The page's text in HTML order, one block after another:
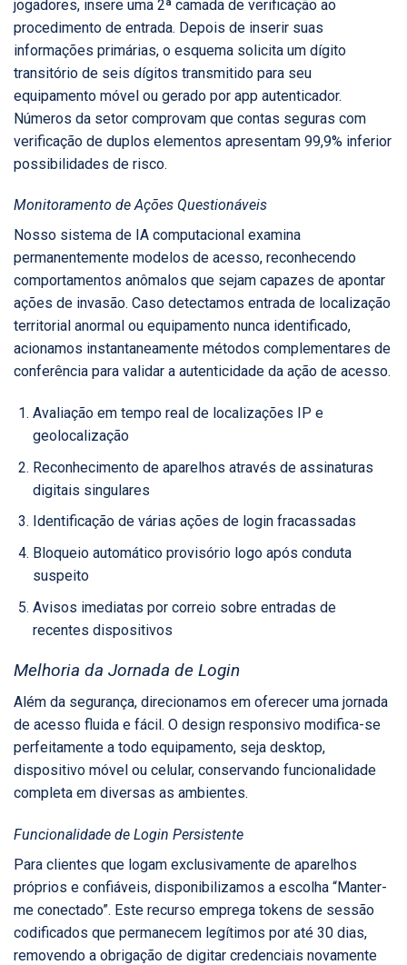
jogadores, insere uma 2ª camada de verificação ao
procedimento de entrada. Depois de inserir suas
informações primárias, o esquema solicita um dígito
transitório de seis dígitos transmitido para seu
equipamento móvel ou gerado por app autenticador.
Números da setor comprovam que contas seguras com
verificação de duplos elementos apresentam 99,9% inferior
possibilidades de risco.
Monitoramento de Ações Questionáveis
Nosso sistema de IA computacional examina
permanentemente modelos de acesso, reconhecendo
comportamentos anômalos que sejam capazes de apontar
ações de invasão. Caso detectamos entrada de localização
territorial anormal ou equipamento nunca identificado,
acionamos instantaneamente métodos complementares de
conferência para validar a autenticidade da ação de acesso.
Avaliação em tempo real de localizações IP e
geolocalização
Reconhecimento de aparelhos através de assinaturas
digitais singulares
Identificação de várias ações de login fracassadas
Bloqueio automático provisório logo após conduta
suspeito
Avisos imediatas por correio sobre entradas de
recentes dispositivos
Melhoria da Jornada de Login
Além da segurança, direcionamos em oferecer uma jornada
de acesso fluida e fácil. O design responsivo modifica-se
perfeitamente a todo equipamento, seja desktop,
dispositivo móvel ou celular, conservando funcionalidade
completa em diversas as ambientes.
Funcionalidade de Login Persistente
Para clientes que logam exclusivamente de aparelhos
próprios e confiáveis, disponibilizamos a escolha “Manter-
me conectado”. Este recurso emprega tokens de sessão
codificados que permanecem legítimos por até 30 dias,
removendo a obrigação de digitar credenciais novamente